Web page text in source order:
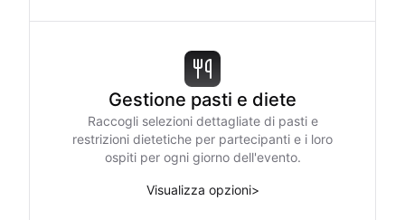
Gestione pasti e diete
Raccogli selezioni dettagliate di pasti e
restrizioni dietetiche per partecipanti e i loro
ospiti per ogni giorno dell'evento.
Visualizza opzioni>